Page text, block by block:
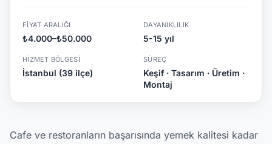
FIYAT ARALIĞI
₺4.000–₺50.000
DAYANIKLILIK
5-15 yıl
HIZMET BÖLGESI
İstanbul (39 ilçe)
SÜREÇ
Keşif · Tasarım · Üretim ·
Montaj
Cafe ve restoranların başarısında yemek kalitesi kadar